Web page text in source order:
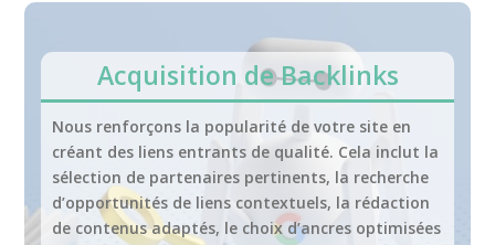
Acquisition de Backlinks
Nous renforçons la popularité de votre site en
créant des liens entrants de qualité. Cela inclut la
sélection de partenaires pertinents, la recherche
d’opportunités de liens contextuels, la rédaction
de contenus adaptés, le choix d’ancres optimisées